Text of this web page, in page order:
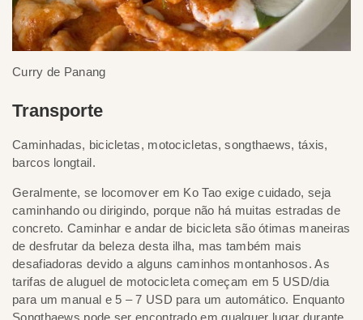
Curry de Panang
Transporte
Caminhadas, bicicletas, motocicletas, songthaews, táxis,
barcos longtail.
Geralmente, se locomover em Ko Tao exige cuidado, seja
caminhando ou dirigindo, porque não há muitas estradas de
concreto. Caminhar e andar de bicicleta são ótimas maneiras
de desfrutar da beleza desta ilha, mas também mais
desafiadoras devido a alguns caminhos montanhosos. As
tarifas de aluguel de motocicleta começam em 5 USD/dia
para um manual e 5 – 7 USD para um automático. Enquanto
Songthaews pode ser encontrado em qualquer lugar durante